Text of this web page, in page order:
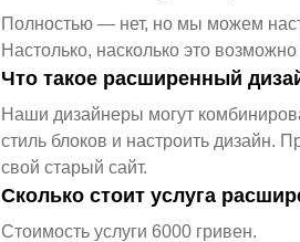
Полностью — нет, но мы можем
Настолько, насколько это
Что такое расширенный
Наши дизайнеры могут
стиль блоков и настроить дизайн.
свой старый сайт.
Сколько стоит услуга
Стоимость услуги 6000 гривен.